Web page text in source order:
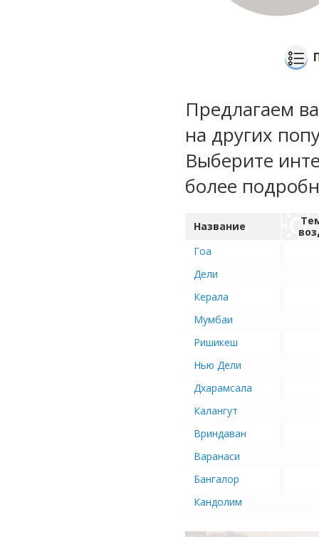
Предлагаем
на других
Выберите
более
Название
Гоа
Дели
Керала
Мумбаи
Ришикеш
Нью Дели
Дхарамсала
Калангут
Вриндаван
Варанаси
Бангалор
Кандолим